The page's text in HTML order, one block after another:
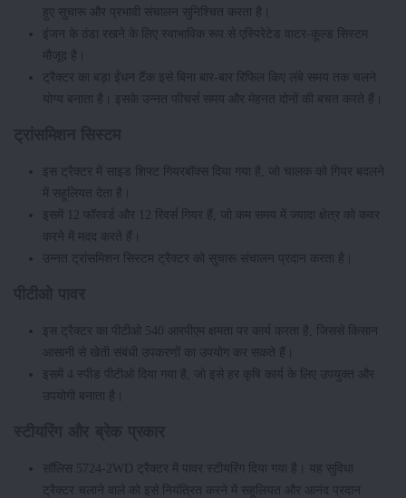
हुए सुचारू और प्रभावी संचालन सुनिश्चित करता है।
इंजन के ठंडा रखने के लिए स्वाभाविक रूप से एस्पिरेटेड वाटर-कूल्ड सिस्टम
मौजूद है।
ट्रैक्टर का बड़ा ईंधन टैंक इसे बिना बार-बार रिफिल किए लंबे समय तक चलने
योग्य बनाता है। इसके उन्नत फीचर्स समय और मेहनत दोनों की बचत करते हैं।
इस ट्रैक्टर में साइड शिफ्ट गियरबॉक्स दिया गया है, जो चालक को गियर बदलने
में सहूलियत देता है।
इसमें 12 फॉरवर्ड और 12 रिवर्स गियर हैं, जो कम समय में ज्यादा क्षेत्र को कवर
करने में मदद करते हैं।
उन्नत ट्रांसमिशन सिस्टम ट्रैक्टर को सुचारू संचालन प्रदान करता है।
इस ट्रैक्टर का पीटीओ 540 आरपीएम क्षमता पर कार्य करता है, जिससे किसान
आसानी से खेती संबंधी उपकरणों का उपयोग कर सकते हैं।
इसमें 4 स्पीड पीटीओ दिया गया है, जो इसे हर कृषि कार्य के लिए उपयुक्त और
उपयोगी बनाता है।
सॉलिस 5724-2WD ट्रैक्टर में पावर स्टीयरिंग दिया गया है। यह सुविधा
ट्रैक्टर चलाने वाले को इसे नियंत्रित करने में सहूलियत और आनंद प्रदान